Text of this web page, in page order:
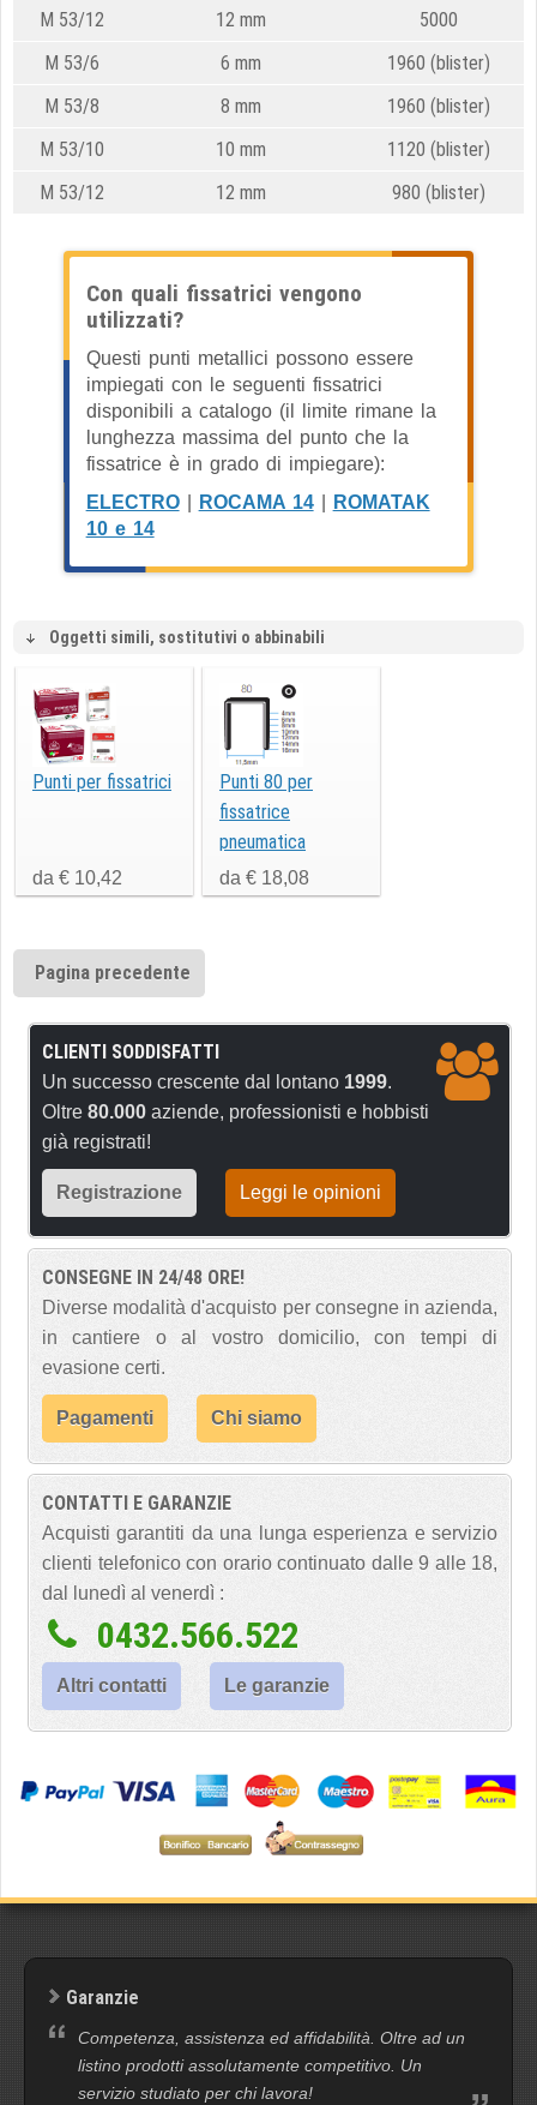
M 53/12 12 mm
5000
M 53/6
6 mm
1960 (blister)
M 53/8
8 mm
1960 (blister)
M 53/10
10 mm
1120 (blister)
M 53/12
12 mm 980 (blister)
Con quali fissatrici vengono
utilizzati?
Questi punti metallici possono essere
impiegati con le seguenti fissatrici
disponibili a catalogo (il limite rimane la
lunghezza massima del punto che la
fissatrice è in grado di impiegare):
ELECTRO| ROCAMA 14|
ROMATAK
10 e 14
Oggetti simili, sostitutivi o abbinabili
Punti per fissatrici
da € 10,42
Punti 80 per
fissatrice
pneumatica
da € 18,08
Pagina precedente
CLIENTI SODDISFATTI
Un successo crescente dal lontano 1999.
Oltre 80.000 aziende, professionisti e hobbisti
già registrati!
Registrazione Leggi le opinioni
CONSEGNE IN 24/48 ORE!
Diverse modalità d'acquisto per consegne in azienda,
in cantiere o al vostro domicilio, con tempi di
evasione certi.
Pagamenti Chi siamo
CONTATTI E GARANZIE
Acquisti garantiti da una lunga esperienza e servizio
clienti telefonico con orario continuato dalle 9 alle 18,
dal lunedì al venerdì :
0432.566.522
Altri contatti Le garanzie
Garanzie
Competenza, assistenza ed affidabilità. Oltre ad un
listino prodotti assolutamente competitivo. Un
servizio studiato per chi lavora!